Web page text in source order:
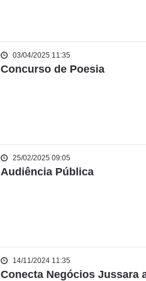
03/04/2025 11:35
Concurso de Poesia
25/02/2025 09:05
Audiência Pública
14/11/2024 11:35
Conecta Negócios Jussara